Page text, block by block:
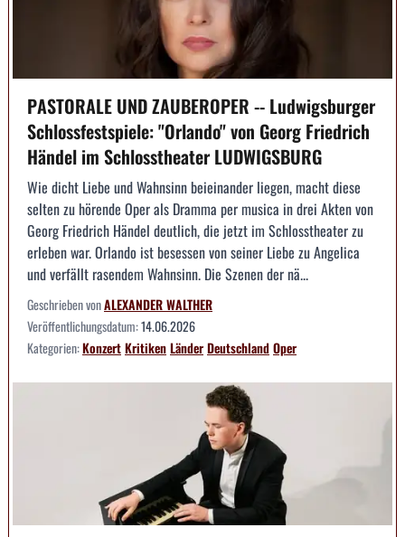
PASTORALE UND ZAUBEROPER -- Ludwigsburger
Schlossfestspiele: "Orlando" von Georg Friedrich
Händel im Schlosstheater LUDWIGSBURG
Wie dicht Liebe und Wahnsinn beieinander liegen, macht diese
selten zu hörende Oper als Dramma per musica in drei Akten von
Georg Friedrich Händel deutlich, die jetzt im Schlosstheater zu
erleben war. Orlando ist besessen von seiner Liebe zu Angelica
und verfällt rasendem Wahnsinn. Die Szenen der nä...
Geschrieben vonALEXANDER WALTHER
Veröffentlichungsdatum:14.06.2026
Kategorien:KonzertKritikenLänderDeutschlandOper